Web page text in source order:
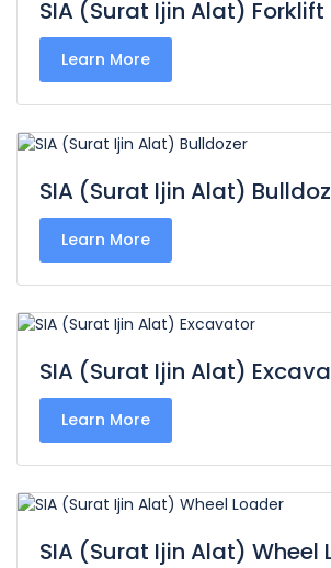
SIA (Surat Ijin Alat) Forklift
Learn More
SIA (Surat Ijin Alat)
Learn More
SIA (Surat Ijin Alat)
Learn More
SIA (Surat Ijin Alat) Wheel